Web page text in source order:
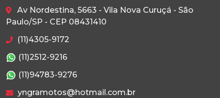
Av Nordestina, 5663 - Vila Nova Curuçá - São
Paulo/SP - CEP 08431410
(11)4305-9172
(11)2512-9216
(11)94783-9276
yngramotos@hotmail.com.br